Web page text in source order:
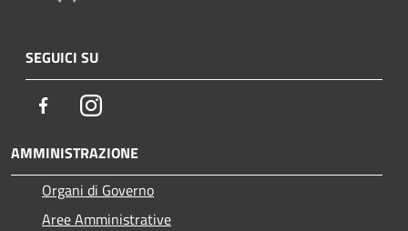
SEGUICI SU
FacebookInstagram
AMMINISTRAZIONE
Organi di Governo
Aree Amministrative